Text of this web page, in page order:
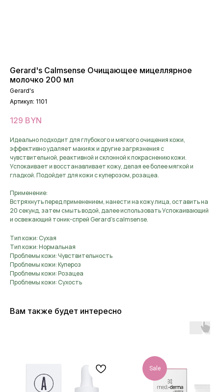
Gerard's Calmsense Очищающее мицеллярное
молочко 200 мл
Gerard's
Артикул: 1101
129 BYN
Идеально подходит для глубокого и мягкого очищения кожи,
эффективно удаляет макияж и другие загрязнения с
чувствительной, реактивной и склонной к покраснению кожи.
Успокаивает и восстанавливает кожу, делая ее более мягкой и
гладкой. Подойдет для кожи с куперозом, розацеа.
Применение:
Встряхнуть перед применением, нанести на кожу лица, оставить на
20 секунд, затем смыть водой, далее использовать Успокаивающий
и освежающий тоник-спрей Gerard's calmsense.
Тип кожи: Сухая
Тип кожи: Нормальная
Проблемы кожи: Чувствительность
Проблемы кожи: Купероз
Проблемы кожи: Розацеа
Проблемы кожи: Сухость
Вам также будет интересно
Sale